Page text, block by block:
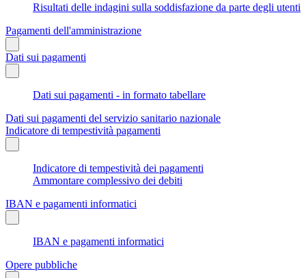
Risultati delle indagini sulla soddisfazione da parte degli utenti
Pagamenti dell'amministrazione
Dati sui pagamenti
Dati sui pagamenti - in formato tabellare
Dati sui pagamenti del servizio sanitario nazionale
Indicatore di tempestività pagamenti
Indicatore di tempestività dei pagamenti
Ammontare complessivo dei debiti
IBAN e pagamenti informatici
IBAN e pagamenti informatici
Opere pubbliche